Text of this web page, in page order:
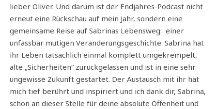
lieber Oliver. Und darum ist der Endjahres-Podcast nicht
erneut eine Rückschau auf mein Jahr, sondern eine
gemeinsame Reise auf Sabrinas Lebensweg: einer
unfassbar mutigen Veränderungsgeschichte. Sabrina hat
ihr Leben tatsächlich einmal komplett umgekrempelt,
alte „Sicherheiten“ zurückgelassen und ist in eine sehr
ungewisse Zukunft gestartet. Der Austausch mit ihr hat
mich tief berührt und inspiriert und ich dank dir, Sabrina,
schon an dieser Stelle für deine absolute Offenheit und